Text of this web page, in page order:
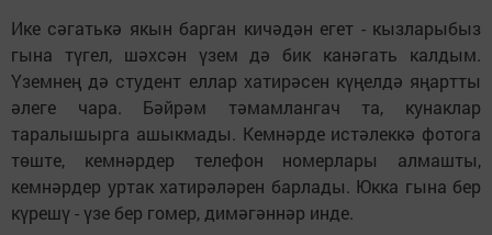
Ике сәгатькә якын барган кичәдән егет - кызларыбыз
гына түгел, шәхсән үзем дә бик канәгать калдым.
Үземнең дә студент еллар хатирәсен күңелдә яңартты
әлеге чара. Бәйрәм тәмамлангач та, кунаклар
таралышырга ашыкмады. Кемнәрде истәлеккә фотога
төште, кемнәрдер телефон номерлары алмашты,
кемнәрдер уртак хатирәләрен барлады. Юкка гына бер
күрешү - үзе бер гомер, димәгәннәр инде.